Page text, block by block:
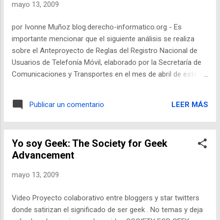
Leer el artículo completo...
mayo 13, 2009
por Ivonne Muñoz blog.derecho-informatico.org - Es
importante mencionar que el siguiente análisis se realiza
sobre el Anteproyecto de Reglas del Registro Nacional de
Usuarios de Telefonía Móvil, elaborado por la Secretaría de
Comunicaciones y Transportes en el mes de abril de este
publicadas en el Diario Oficial de la Federación, por lo cual no
son oficiales… aún. En este anteproyecto de reglas se
proporcionan unas cuantas respuestas que la reforma a la
embargo dejan nuevas dudas en los usuarios de telefonía
móvil. Leer artículo completo...
Publicar un comentario LEER MÁS
Yo soy Geek: The Society for Geek
Advancement
mayo 13, 2009
Video Proyecto colaborativo entre bloggers y star twitters
donde satirizan el significado de ser geek . No temas y deja